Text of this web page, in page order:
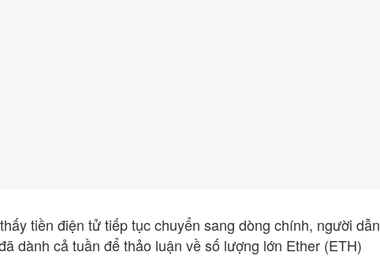
tiền điện tử tiếp tục chuyển sang dòng chính, người dẫn
dành cả tuần để thảo luận về số lượng lớn Ether (ETH)